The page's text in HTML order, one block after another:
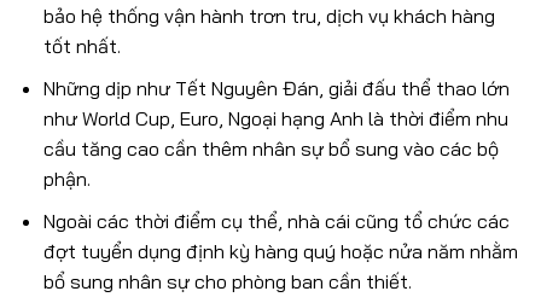
bảo hệ thống vận hành trơn tru, dịch vụ khách hàng
tốt nhất.
Những dịp như Tết Nguyên Đán, giải đấu thể thao lớn
như World Cup, Euro, Ngoại hạng Anh là thời điểm nhu
cầu tăng cao cần thêm nhân sự bổ sung vào các bộ
phận.
Ngoài các thời điểm cụ thể, nhà cái cũng tổ chức các
đợt tuyển dụng định kỳ hàng quý hoặc nửa năm nhằm
bổ sung nhân sự cho phòng ban cần thiết.